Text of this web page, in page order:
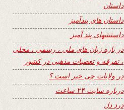
داستان
داستان های پندآمیز
داستنتنهای پند آمیز
در باره زبان های ملی ، رسمی ، محلی
، تفرقه و تعصبات مذهبی در کشور
در ولایات چی خبر است ؟
درباره سایت ۲۴ ساعت
درد دل